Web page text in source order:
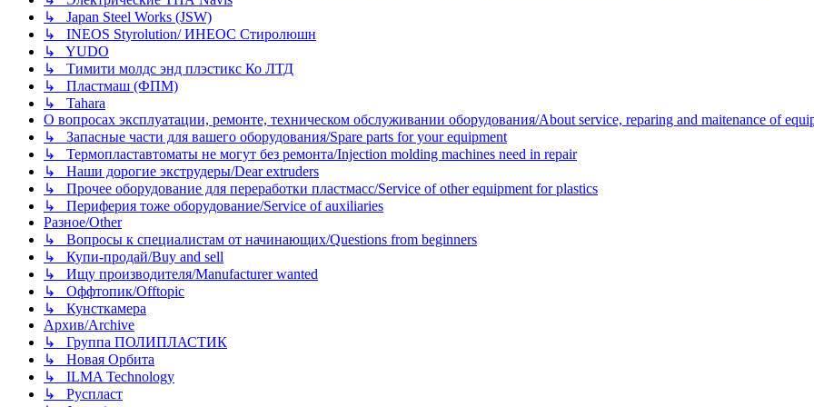
↳ Japan Steel Works (JSW)
↳ INEOS Styrolution/ ИНЕОС Стиролюшн
↳ YUDO
↳ Тимити молдс энд плэстикс Ко ЛТД
↳ Пластмаш (ФПМ)
↳ Tahara
О вопросах эксплуатации, ремонте, техническом обслуживании оборудования/About service, reparing and maitenance of
↳ Запасные части для вашего оборудования/Spare parts for your equipment
↳ Термопластавтоматы не могут без ремонта/Injection molding machines need in repair
↳ Наши дорогие экструдеры/Dear extruders
↳ Прочее оборудование для переработки пластмасс/Service of other equipment for plastics
↳ Периферия тоже оборудование/Service of auxiliaries
Разное/Other
↳ Вопросы к специалистам от начинающих/Questions from beginners
↳ Купи-продай/Buy and sell
↳ Ищу производителя/Manufacturer wanted
↳ Оффтопик/Offtopic
↳ Кунсткамера
Архив/Archive
↳ Группа ПОЛИПЛАСТИК
↳ Новая Орбита
↳ ILMA Technology
↳ Руспласт